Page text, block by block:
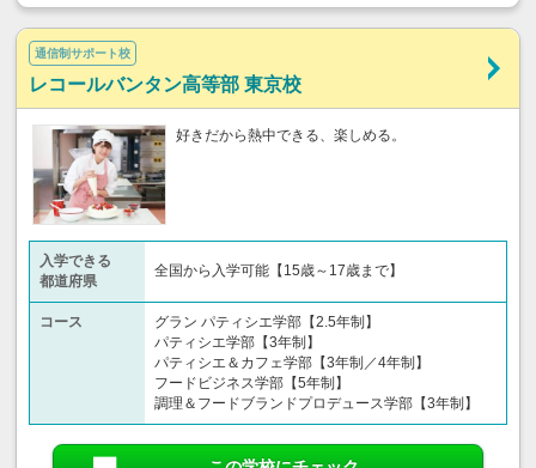
通信制サポート校
レコールバンタン高等部 東京校
好きだから熱中できる、楽しめる。
入学できる
都道府県
全国から入学可能【15歳～17歳まで】
コース
グラン パティシエ学部【2.5年制】
パティシエ学部【3年制】
パティシエ＆カフェ学部【3年制／4年制】
フードビジネス学部【5年制】
調理＆フードブランドプロデュース学部【3年制】